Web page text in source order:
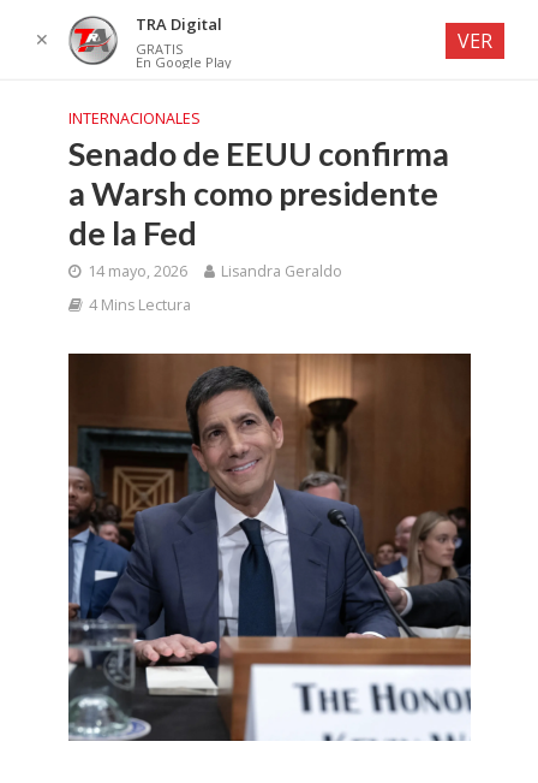
INTERNACIONALES
Senado de EEUU confirma
a Warsh como presidente
de la Fed
14 mayo, 2026
Lisandra Geraldo
4 Mins Lectura
✕
TRA Digital
GRATIS
En Google Play
VER